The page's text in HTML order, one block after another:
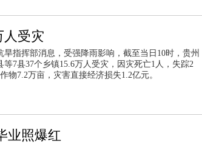
人受灾
指挥部消息，受强降雨影响，截至当日10时，贵州
7县37个乡镇15.6万人受灾，因灾死亡1人，失踪2
物7.2万亩，灾害直接经济损失1.2亿元。
业照爆红